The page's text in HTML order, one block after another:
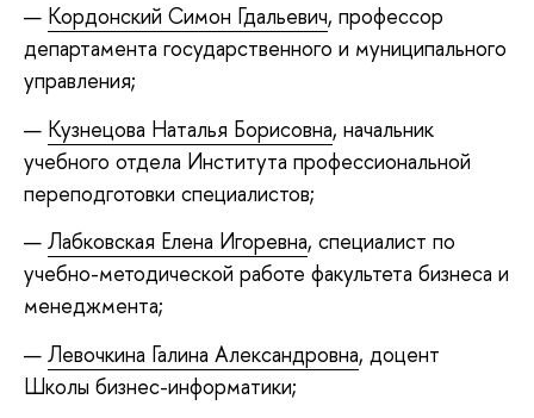
Кордонский Симон Гдальевич, профессор
департамента государственного и муниципального
управления;
Кузнецова Наталья Борисовна, начальник
учебного отдела Института профессиональной
переподготовки специалистов;
Лабковская Елена Игоревна, специалист по
учебно-методической работе факультета бизнеса и
менеджмента;
Левочкина Галина Александровна, доцент
Школы бизнес-информатики;